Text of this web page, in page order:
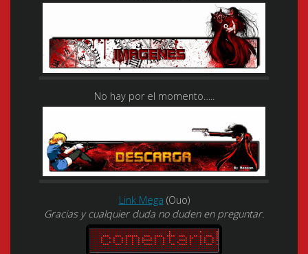
No hay por el momento…..
Link Mega (Ouo)
Gracias y cualquier duda no duden en preguntar.